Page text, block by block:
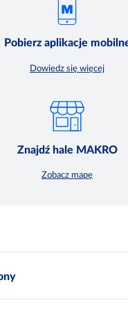
Pobierz aplikacje
Dowiedz się więcej
Znajdź hale MAKRO
Zobacz mapę